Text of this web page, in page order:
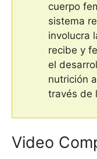
cuerpo
sistema
involucra
recibe y
el
nutrición
través de
Video